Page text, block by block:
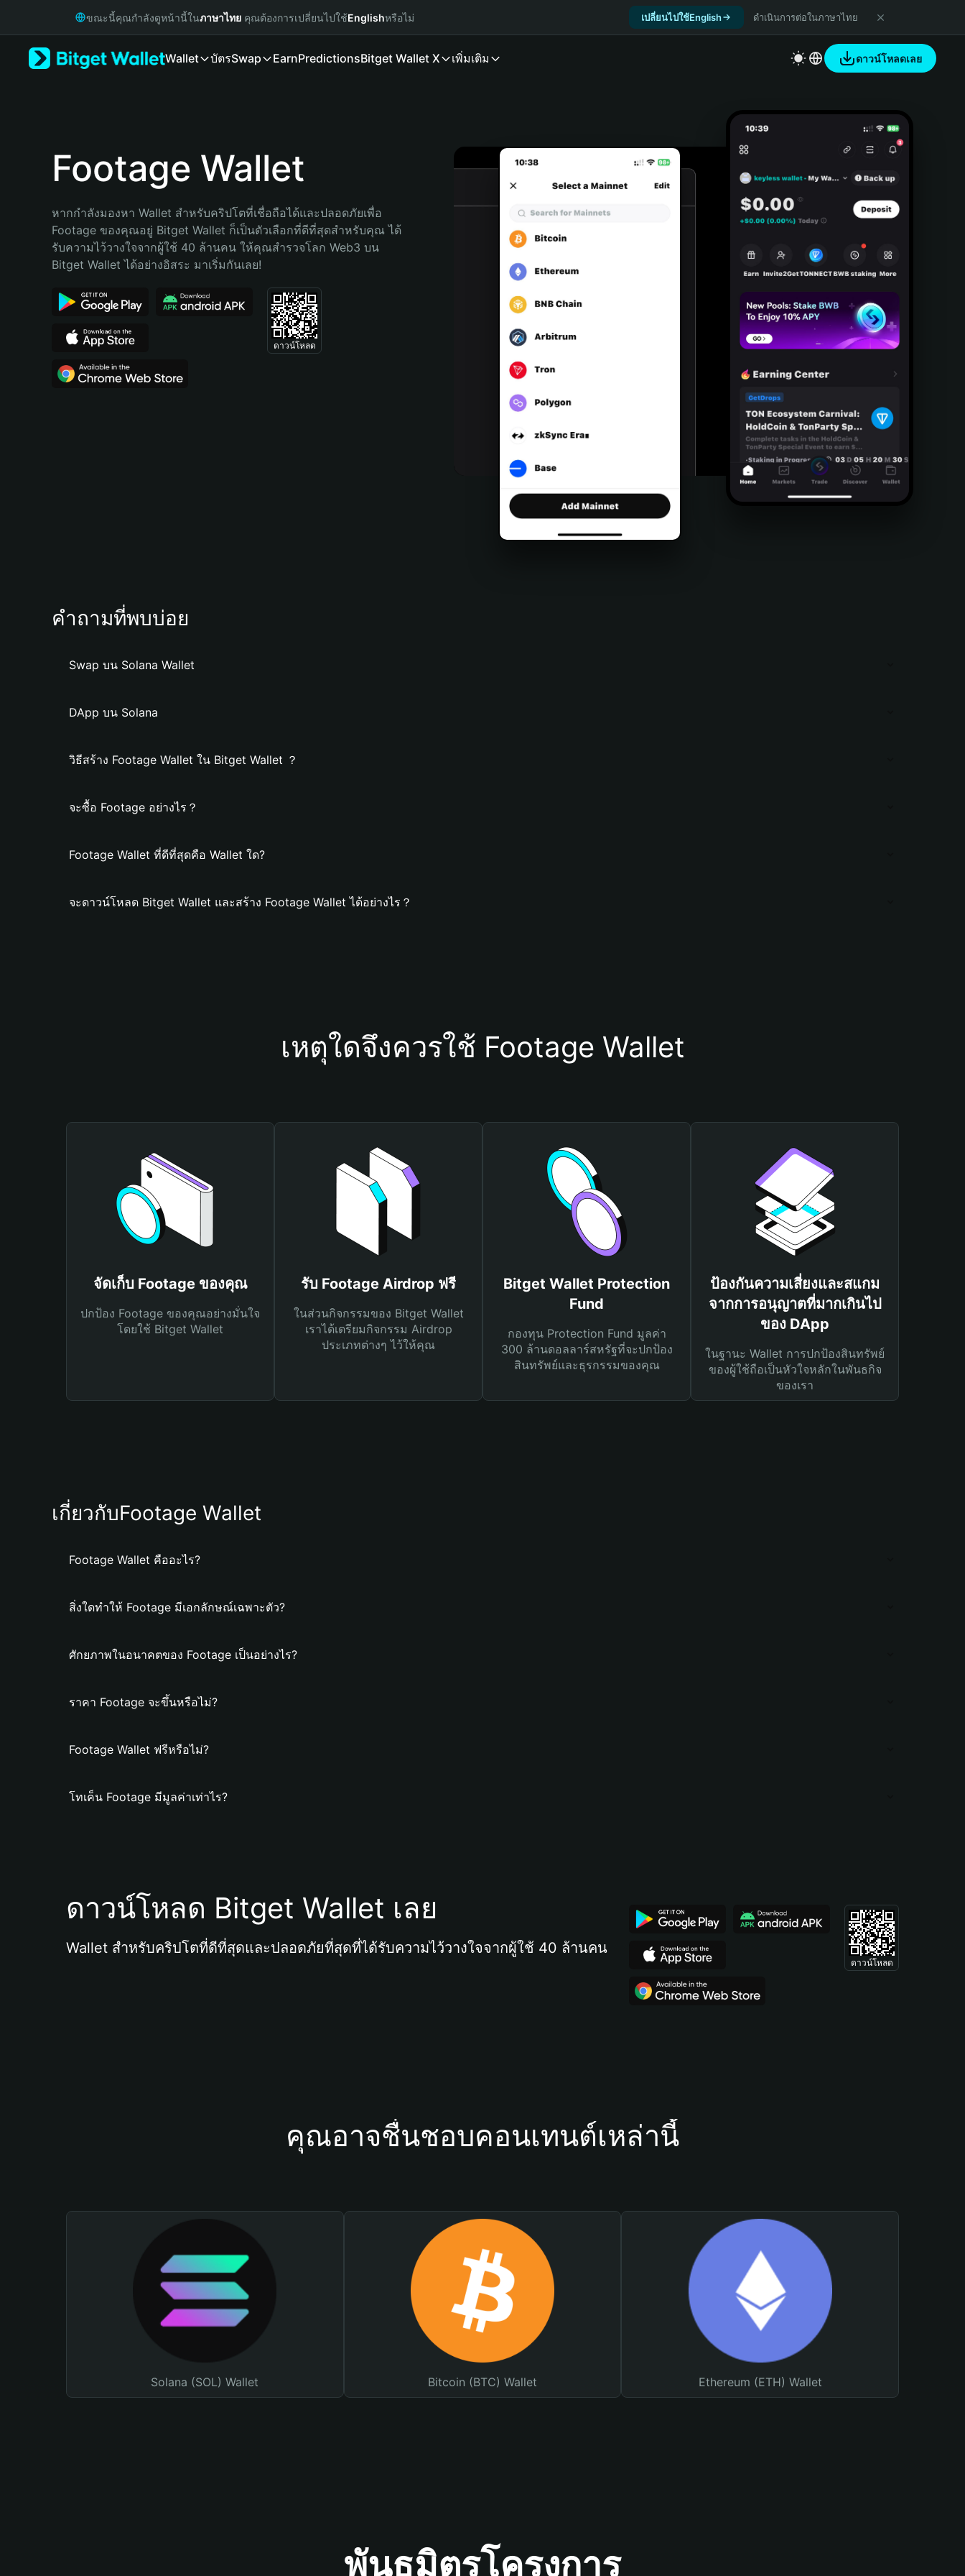
Русский
Bahasa Indonesia
Português (Brasil)
ขณะนี้คุณกำลังดูหน้านี้ในภาษาไทย คุณต้องการเปลี่ยนไปใช้Englishหรือไม่ เปลี่ยนไปใช้English ดำเนินการต่อในภาษาไทย
Wallet บัตรSwap EarnPredictionsBitget Wallet X เพิ่มเติม ดาวน์โหลดเลย
Footage Wallet
หากกำลังมองหา Wallet สำหรับคริปโตที่เชื่อถือได้และปลอดภัยเพื่อ
Footage ของคุณอยู่ Bitget Wallet ก็เป็นตัวเลือกที่ดีที่สุดสำหรับคุณ ได้
รับความไว้วางใจจากผู้ใช้ 40 ล้านคน ให้คุณสำรวจโลก Web3 บน
Bitget Wallet ได้อย่างอิสระ มาเริ่มกันเลย!
ดาวน์โหลด
คำถามที่พบบ่อย
Swap บน Solana Wallet
DApp บน Solana
วิธีสร้าง Footage Wallet ใน Bitget Wallet ？
จะซื้อ Footage อย่างไร？
Footage Wallet ที่ดีที่สุดคือ Wallet ใด?
จะดาวน์โหลด Bitget Wallet และสร้าง Footage Wallet ได้อย่างไร？
เหตุใดจึงควรใช้ Footage Wallet
จัดเก็บ Footage ของคุณ
ปกป้อง Footage ของคุณอย่างมั่นใจ
โดยใช้ Bitget Wallet
รับ Footage Airdrop ฟรี
ในส่วนกิจกรรมของ Bitget Wallet
เราได้เตรียมกิจกรรม Airdrop
ประเภทต่างๆ ไว้ให้คุณ
Bitget Wallet Protection
Fund
กองทุน Protection Fund มูลค่า
300 ล้านดอลลาร์สหรัฐที่จะปกป้อง
สินทรัพย์และธุรกรรมของคุณ
ป้องกันความเสี่ยงและสแกม
จากการอนุญาตที่มากเกินไป
ของ DApp
ในฐานะ Wallet การปกป้องสินทรัพย์
ของผู้ใช้ถือเป็นหัวใจหลักในพันธกิจ
ของเรา
เกี่ยวกับFootage Wallet
Footage Wallet คืออะไร?
สิ่งใดทำให้ Footage มีเอกลักษณ์เฉพาะตัว?
ศักยภาพในอนาคตของ Footage เป็นอย่างไร?
ราคา Footage จะขึ้นหรือไม่?
Footage Wallet ฟรีหรือไม่?
โทเค็น Footage มีมูลค่าเท่าไร?
ดาวน์โหลด Bitget Wallet เลย
Wallet สำหรับคริปโตที่ดีที่สุดและปลอดภัยที่สุดที่ได้รับความไว้วางใจจากผู้ใช้ 40 ล้านคน
ดาวน์โหลด
คุณอาจชื่นชอบคอนเทนต์เหล่านี้
Solana (SOL) Wallet Bitcoin (BTC) Wallet Ethereum (ETH) Wallet
พันธมิตรโครงการ